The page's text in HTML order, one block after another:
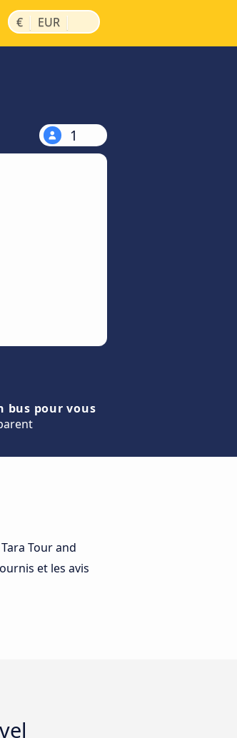
€ | EUR |
1
bus pour vous
Tour and
et les avis